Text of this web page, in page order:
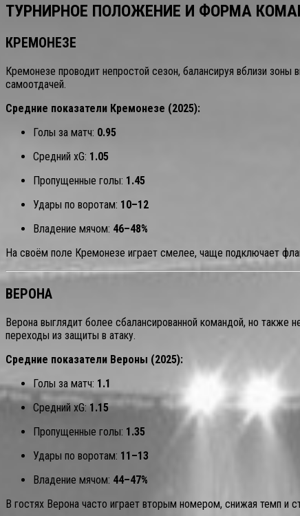
ТУРНИРНОЕ ПОЛОЖЕНИЕ И ФОРМА
КРЕМОНЕЗЕ
Кремонезе проводит непростой сезон, балансируя вблизи
самоотдачей.
Средние показатели Кремонезе (2025):
Голы за матч: 0.95
Средний xG: 1.05
Пропущенные голы: 1.45
Удары по воротам: 10–12
Владение мячом: 46–48%
На своём поле Кремонезе играет смелее, чаще подключает
ВЕРОНА
Верона выглядит более сбалансированной командой, но также
переходы из защиты в атаку.
Средние показатели Вероны (2025):
Голы за матч: 1.1
Средний xG:1.15
Пропущенные голы: 1.35
Удары по воротам: 11–13
Владение мячом: 44–47%
В гостях Верона часто играет вторым номером, снижая темп и